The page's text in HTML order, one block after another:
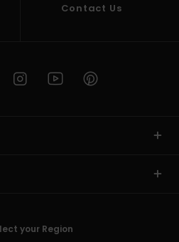
Contact Us
your Region